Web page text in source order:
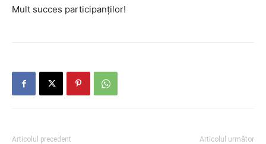
Mult succes participanților!
Articolul precedent Articolul următor